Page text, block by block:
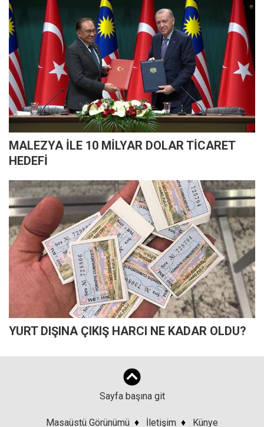
MALEZYA İLE 10 MİLYAR DOLAR TİCARET
HEDEFİ
YURT DIŞINA ÇIKIŞ HARCI NE KADAR OLDU?
Sayfa başına git
Masaüstü Görünümü ♦ İletişim ♦ Künye